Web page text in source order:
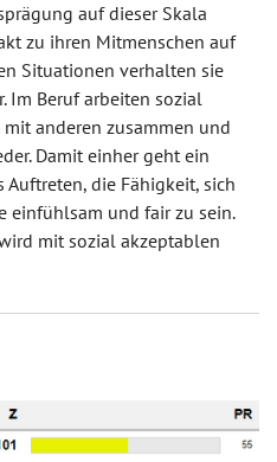
auf dieser Skala
zu ihren Mitmenschen auf
Situationen verhalten sie
Im Beruf arbeiten sozial
anderen zusammen und
Damit einher geht ein
die Fähigkeit, sich
einfühlsam und fair zu sein.
mit sozial akzeptablen